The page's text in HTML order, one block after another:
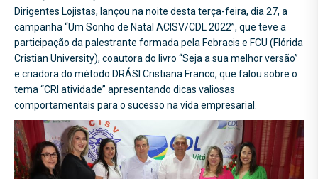
Dirigentes Lojistas, lançou na noite desta terça-feira, dia 27, a
campanha “Um Sonho de Natal ACISV/CDL 2022”, que teve a
participação da palestrante formada pela Febracis e FCU (Flórida
Cristian University), coautora do livro “Seja a sua melhor versão”
e criadora do método DRÁSI Cristiana Franco, que falou sobre o
tema “CRI atividade” apresentando dicas valiosas
comportamentais para o sucesso na vida empresarial.